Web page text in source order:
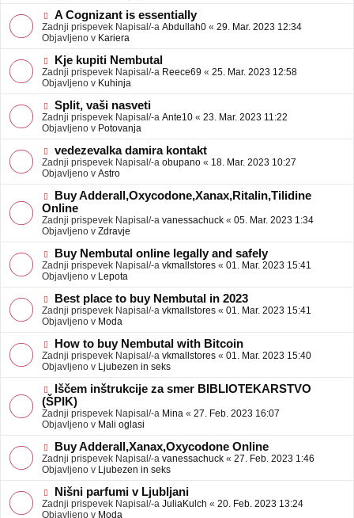
o
b
j
a
v
e
N
o
v
e
o
b
j
a
v
e
A Cognizant is essentially
Zadnji prispevek Napisal/-a Abdullah0 « 29. Mar. 2023 12:34
Objavljeno v Kariera
N
o
v
e
o
b
j
a
v
e
Kje kupiti Nembutal
Zadnji prispevek Napisal/-a Reece69 « 25. Mar. 2023 12:58
Objavljeno v Kuhinja
N
o
v
e
o
b
j
a
v
e
Split, vaši nasveti
Zadnji prispevek Napisal/-a Ante10 « 23. Mar. 2023 11:22
Objavljeno v Potovanja
N
o
v
e
o
b
j
a
v
e
vedezevalka damira kontakt
Zadnji prispevek Napisal/-a obupano « 18. Mar. 2023 10:27
Objavljeno v Astro
N
o
v
e
o
b
j
a
v
e
Buy Adderall,Oxycodone,Xanax,Ritalin,Tilidine
Online
Zadnji prispevek Napisal/-a vanessachuck « 05. Mar. 2023 1:34
Objavljeno v Zdravje
N
o
v
e
o
b
j
a
v
e
Buy Nembutal online legally and safely
Zadnji prispevek Napisal/-a vkmallstores « 01. Mar. 2023 15:41
Objavljeno v Lepota
N
o
v
e
o
b
j
a
v
e
Best place to buy Nembutal in 2023
Zadnji prispevek Napisal/-a vkmallstores « 01. Mar. 2023 15:41
Objavljeno v Moda
N
o
v
e
o
b
j
a
v
e
How to buy Nembutal with Bitcoin
Zadnji prispevek Napisal/-a vkmallstores « 01. Mar. 2023 15:40
Objavljeno v Ljubezen in seks
N
o
v
e
o
b
j
a
v
e
Iščem inštrukcije za smer BIBLIOTEKARSTVO
(ŠPIK)
Zadnji prispevek Napisal/-a Mina « 27. Feb. 2023 16:07
Objavljeno v Mali oglasi
N
o
v
e
o
b
j
Buy Adderall,Xanax,Oxycodone Online
Zadnji prispevek Napisal/-a vanessachuck « 27. Feb. 2023 1:46
Objavljeno v Ljubezen in seks
N
o
v
Nišni parfumi v Ljubljani
Zadnji prispevek Napisal/-a JuliaKulch « 20. Feb. 2023 13:24
Objavljeno v Moda